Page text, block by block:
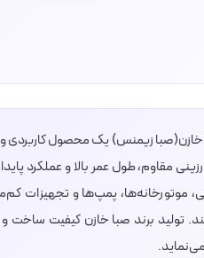
ضعیف استوانه‌ای رزینی 2.5 کیلووار 440 ولت صبا خازن(صبا زیمنس) یک
مقاوم، طول عمر بالا و عملکرد
موتورخانه‌ها، پمپ‌ها و
تولید برند صبا خازن کیفیت ساخت